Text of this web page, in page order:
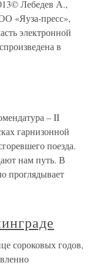
Лебедев А.,
«Яуза-пресс»,
электронной
в
– II
гарнизонной
поезда.
нам путь. В
проглядывает
сороковых годов,